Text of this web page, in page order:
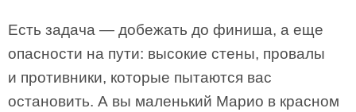
Есть задача — добежать до финиша, а еще
опасности на пути: высокие стены, провалы
и противники, которые пытаются вас
остановить. А вы маленький Марио в красном